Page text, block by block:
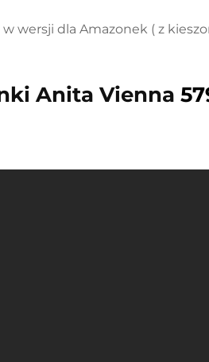
wersji dla Amazonek ( z
Anita Vienna